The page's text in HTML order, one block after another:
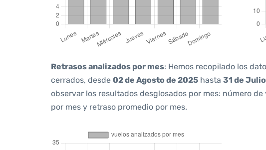
Retrasos analizados por mes: Hemos recopilado los
cerrados, desde 02 de Agosto de 2025 hasta 31 de
observar los resultados desglosados por mes: número
por mes y retraso promedio por mes.